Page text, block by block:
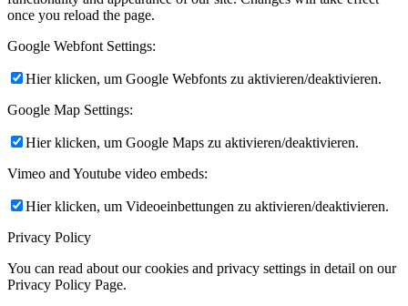
once you reload the page.
Google Webfont Settings:
Hier klicken, um Google Webfonts zu aktivieren/deaktivieren.
Google Map Settings:
Hier klicken, um Google Maps zu aktivieren/deaktivieren.
Vimeo and Youtube video embeds:
Hier klicken, um Videoeinbettungen zu aktivieren/deaktivieren.
Privacy Policy
You can read about our cookies and privacy settings in detail on our
Privacy Policy Page.